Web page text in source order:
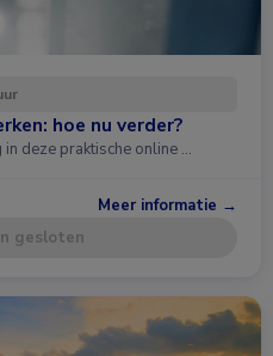
hoe nu verder?
deze praktische online …
Meer informatie →
gesloten